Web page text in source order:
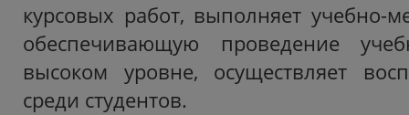
курсовых работ, выполняет учебно-
обеспечивающую проведение
высоком уровне, осуществляет
среди студентов.